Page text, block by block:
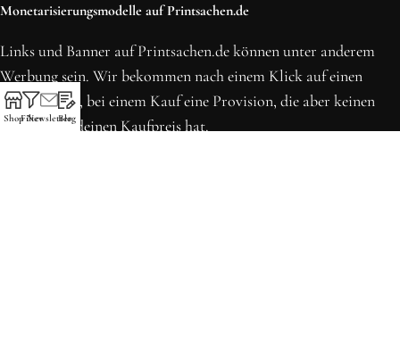
Monetarisierungsmodelle auf Printsachen.de
Links und Banner auf Printsachen.de können unter anderem
Werbung sein. Wir bekommen nach einem Klick auf einen
solchen Link, bei einem Kauf eine Provision, die aber keinen
Einfluss auf deinen Kaufpreis hat.
ShopFilter
Newsletter
Blog